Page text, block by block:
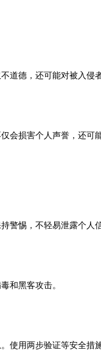
道德，还可能对被入侵
会损害个人声誉，还可
警惕，不轻易泄露个人
和黑客攻击。
使用两步验证等安全措